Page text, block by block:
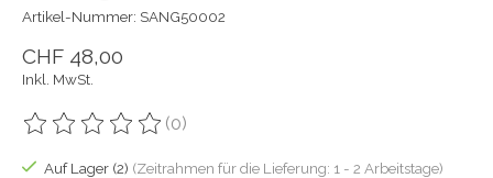
Artikel-Nummer: SANG50002
CHF 48,00
Inkl. MwSt.
Die Bewertung dieses Produkts ist
(0)
Auf Lager (2) (Zeitrahmen für die Lieferung: 1 - 2 Arbeitstage)